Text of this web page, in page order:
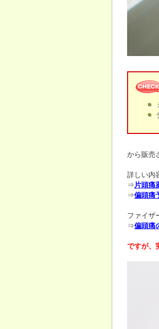
から販売
詳しい内
⇒片頭痛
⇒偏頭痛
ファイザ
⇒偏頭痛
ですが、